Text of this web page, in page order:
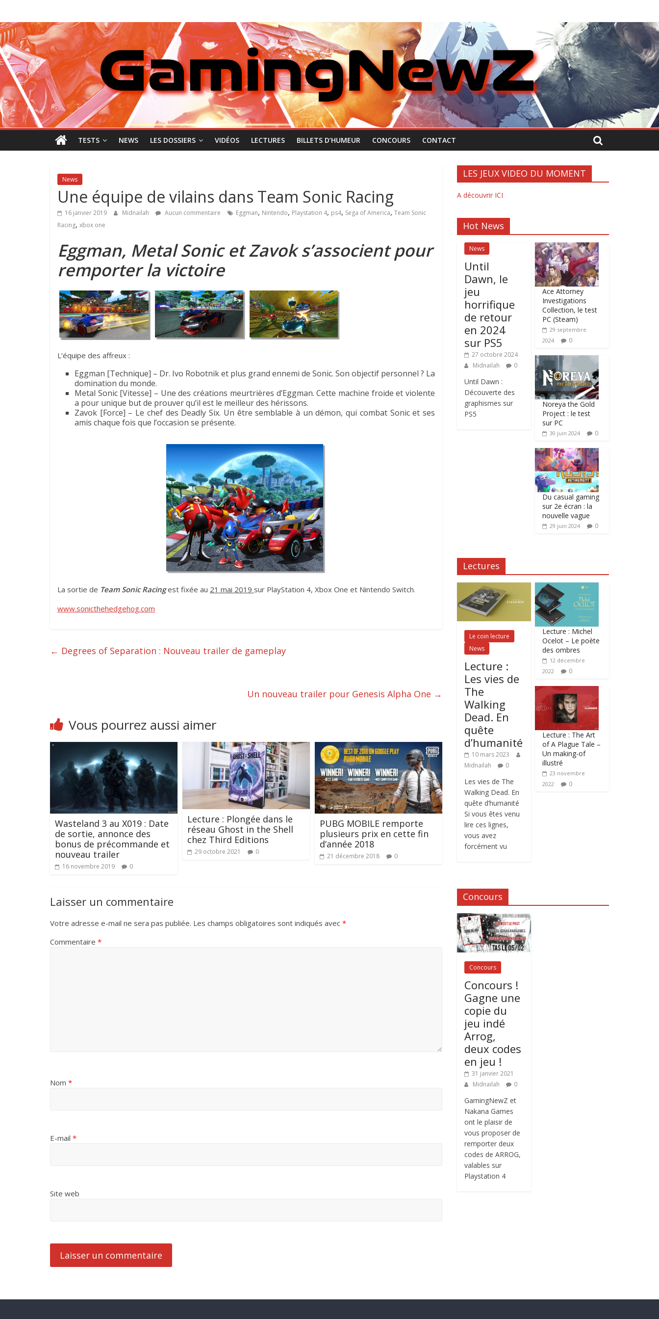
contenu
GamingNewZ
Tests
et
Actu
des
jeux
vidéo
TESTS NEWS LES DOSSIERS VIDÉOS LECTURES BILLETS D’HUMEUR CONCOURS CONTACT
News
Une équipe de vilains dans Team Sonic Racing
16 janvier 2019 Midnailah Aucun commentaire Eggman, Nintendo, Playstation 4, ps4, Sega of America, Team Sonic
Racing, xbox one
Eggman, Metal Sonic et Zavok s’associent pour
remporter la victoire
L’équipe des affreux :
Eggman [Technique] – Dr. Ivo Robotnik et plus grand ennemi de Sonic. Son objectif personnel ? La
domination du monde.
Metal Sonic [Vitesse] – Une des créations meurtrières d’Eggman. Cette machine froide et violente
a pour unique but de prouver qu’il est le meilleur des hérissons.
Zavok [Force] – Le chef des Deadly Six. Un être semblable à un démon, qui combat Sonic et ses
amis chaque fois que l’occasion se présente.
La sortie de Team Sonic Racingest fixée au 21 mai 2019 sur PlayStation 4, Xbox One et Nintendo Switch.
www.sonicthehedgehog.com
← Degrees of Separation : Nouveau trailer de gameplay
Un nouveau trailer pour Genesis Alpha One →
Vous pourrez aussi aimer
Wasteland 3 au X019 : Date
de sortie, annonce des
bonus de précommande et
nouveau trailer
16 novembre 2019 0
Lecture : Plongée dans le
réseau Ghost in the Shell
chez Third Editions
29 octobre 2021 0
PUBG MOBILE remporte
plusieurs prix en cette fin
d’année 2018
21 décembre 2018 0
Laisser un commentaire
Votre adresse e-mail ne sera pas publiée. Les champs obligatoires sont indiqués avec *
Commentaire *
Nom *
E-mail *
Site web
LES JEUX VIDEO DU MOMENT
A découvrir ICI
Hot News
News
Until
Dawn, le
jeu
horrifique
de retour
en 2024
sur PS5
27 octobre 2024
Midnailah
0
Until Dawn :
Découverte des
graphismes sur
PS5
Ace Attorney
Investigations
Collection, le test
PC (Steam)
29 septembre
2024
0
Noreya the Gold
Project : le test
sur PC
30 juin 2024 0
Du casual gaming
sur 2e écran : la
nouvelle vague
29 juin 2024 0
Lectures
Le coin lecture
News
Lecture :
Les vies de
The
Walking
Dead. En
quête
d’humanité
10 mars 2023
Midnailah
0
Les vies de The
Walking Dead. En
quête d’humanité
Si vous êtes venu
lire ces lignes,
vous avez
forcément vu
Lecture : Michel
Ocelot – Le poète
des ombres
12 décembre
2022
0
Lecture : The Art
of A Plague Tale –
Un making-of
illustré
23 novembre
2022
0
Concours
Concours
Concours !
Gagne une
copie du
jeu indé
Arrog,
deux codes
en jeu !
31 janvier 2021
Midnailah
0
GamingNewZ et
Nakana Games
ont le plaisir de
vous proposer de
remporter deux
codes de ARROG,
valables sur
Playstation 4